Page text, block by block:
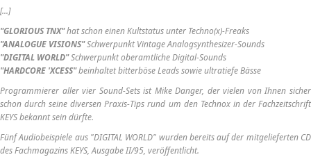
[...]
"GLORIOUS TNX"hat schon einen Kultstatus unter Techno(x)-Freaks
"ANALOGUE VISIONS"Schwerpunkt Vintage Analogsynthesizer-Sounds
"DIGITAL WORLD"Schwerpunkt oberamtliche Digital-Sounds
"HARDCORE 'XCESS"beinhaltet bitterböse Leads sowie ultratiefe Bässe
Programmierer aller vier Sound-Sets ist Mike Danger, der vielen von Ihnen sicher
schon durch seine diversen Praxis-Tips rund um den Technox in der Fachzeitschrift
KEYS bekannt sein dürfte.
Fünf Audiobeispiele aus "DIGITAL WORLD" wurden bereits auf der mitgelieferten CD
des Fachmagazins KEYS, Ausgabe II/95, veröffentlicht.